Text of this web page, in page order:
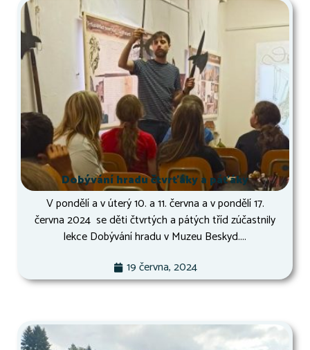
Dobývání hradu čtvrťáky a páťáky
V pondělí a v úterý 10. a 11. června a v pondělí 17.
června 2024 se děti čtvrtých a pátých tříd zúčastnily
lekce Dobývání hradu v Muzeu Beskyd....
19 června, 2024